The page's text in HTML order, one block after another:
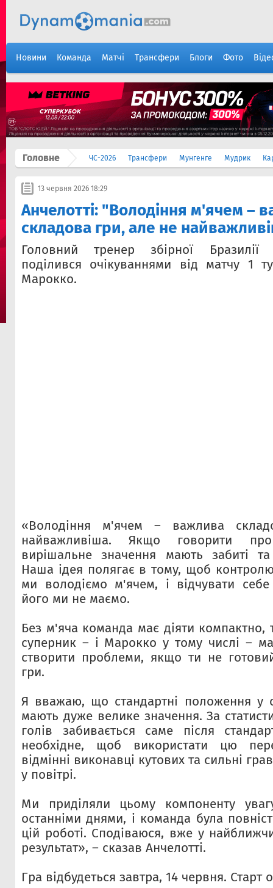
Новини Команда Матчі Трансфери Блоги Фото
Головне ЧС-2026 Трансфери Мунгенге Мудрик
13 червня 2026 18:29
Анчелотті: "Володіння м'ячем –
складова гри, але не
Головний тренер збірної Бразилії
поділився очікуваннями від матчу 1
Марокко.
«Володіння м'ячем – важлива
найважливіша. Якщо говорити
вирішальне значення мають забиті
Наша ідея полягає в тому, щоб
ми володіємо м'ячем, і відчувати
його ми не маємо.
Без м'яча команда має діяти
суперник – і Марокко у тому числі –
створити проблеми, якщо ти не
гри.
Я вважаю, що стандартні положення у
мають дуже велике значення. За
голів забивається саме після
необхідне, щоб використати цю
відмінні виконавці кутових та сильні
у повітрі.
Ми приділяли цьому компоненту
останніми днями, і команда була
цій роботі. Сподіваюся, вже у
результат», – сказав Анчелотті.
Гра відбудеться завтра, 14 червня. Старт